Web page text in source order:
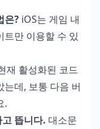
은? iOS는 게임 내
트만 이용할 수 있
재 활성화된 코드
데, 보통 다음 버
.
뜹니다. 대소문